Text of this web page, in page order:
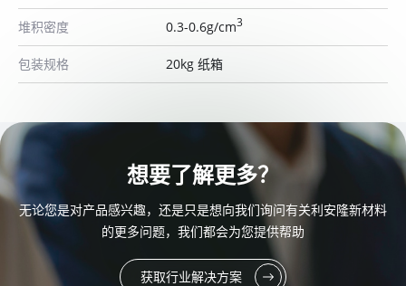
堆积密度 0.3-0.6g/cm3
包装规格 20kg 纸箱
想要了解更多？
无论您是对产品感兴趣，还是只是想向我们询问有关利安隆新材料
的更多问题，我们都会为您提供帮助
获取行业解决方案